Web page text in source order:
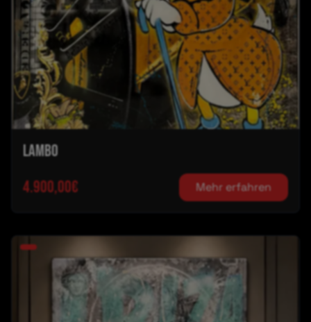
Lambo
4.900,00€
Mehr erfahren